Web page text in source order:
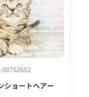
ショートヘアー